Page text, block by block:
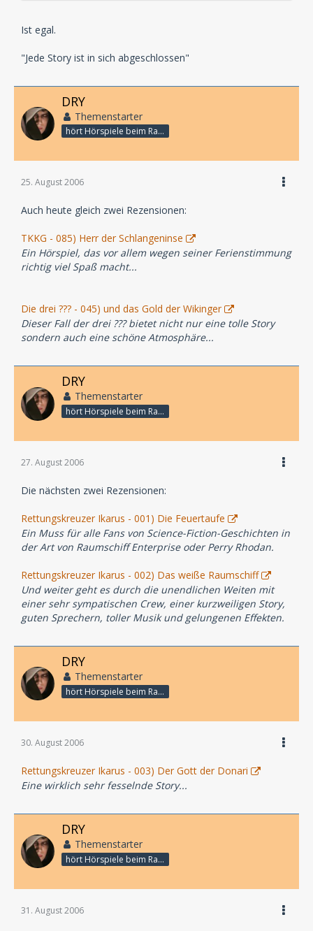
Ist egal.
"Jede Story ist in sich abgeschlossen"
DRY
Themenstarter
hört Hörspiele beim Rasenmähen
25. August 2006
Auch heute gleich zwei Rezensionen:
TKKG - 085) Herr der Schlangeninse
Ein Hörspiel, das vor allem wegen seiner Ferienstimmung
richtig viel Spaß macht...
Die drei ??? - 045) und das Gold der Wikinger
Dieser Fall der drei ??? bietet nicht nur eine tolle Story
sondern auch eine schöne Atmosphäre...
DRY
Themenstarter
hört Hörspiele beim Rasenmähen
27. August 2006
Die nächsten zwei Rezensionen:
Rettungskreuzer Ikarus - 001) Die Feuertaufe
Ein Muss für alle Fans von Science-Fiction-Geschichten in
der Art von Raumschiff Enterprise oder Perry Rhodan.
Rettungskreuzer Ikarus - 002) Das weiße Raumschiff
Und weiter geht es durch die unendlichen Weiten mit
einer sehr sympatischen Crew, einer kurzweiligen Story,
guten Sprechern, toller Musik und gelungenen Effekten.
DRY
Themenstarter
hört Hörspiele beim Rasenmähen
30. August 2006
Rettungskreuzer Ikarus - 003) Der Gott der Donari
Eine wirklich sehr fesselnde Story...
DRY
Themenstarter
hört Hörspiele beim Rasenmähen
31. August 2006